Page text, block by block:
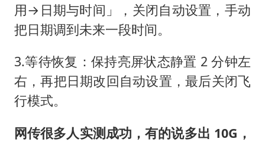
用→日期与时间」，关闭自动设置，手动
把日期调到未来一段时间。
3.等待恢复：保持亮屏状态静置 2 分钟左
右，再把日期改回自动设置，最后关闭飞
行模式。
网传很多人实测成功，有的说多出 10G，